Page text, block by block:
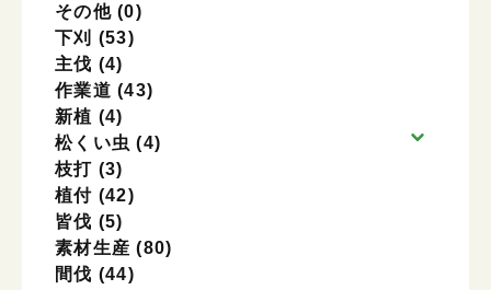
その他 (0)
下刈
(53)
主伐 (4)
作業道 (43)
新植 (4)
松くい虫 (4)
枝打 (3)
植付 (42)
皆伐 (5)
素材生産 (80)
間伐 (44)